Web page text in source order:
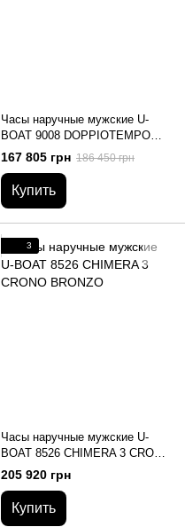
Часы наручные мужские U-
BOAT 9008 DOPPIOTEMPO
BRONZO COFFEE AUTO
167 805 грн 186 450 грн
Купить
3
Часы наручные мужские U-
BOAT 8526 CHIMERA 3 CRONO
BRONZO
205 920 грн
Купить